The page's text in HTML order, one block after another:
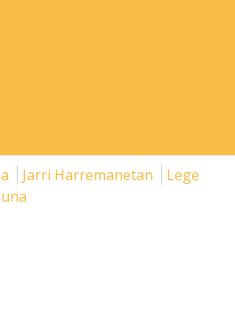
Jarri Harremanetan
Lege